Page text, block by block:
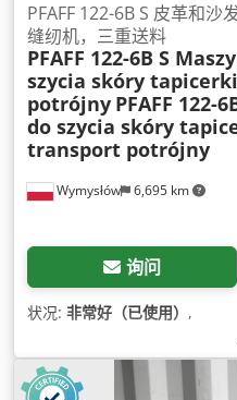
Wymysłów 6,695 km
PFAFF 122-6B S 皮革和沙
缝纫机，三重送料
PFAFF 122-6B S
szycia skóry
potrójny PFAFF 122-
do szycia skóry
transport potrójny
询问
状况: 非常好（已使用） ,